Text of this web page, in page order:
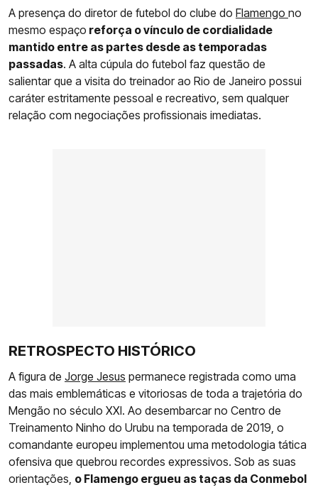
A presença do diretor de futebol do clube do Flamengo no
mesmo espaço reforça o vínculo de cordialidade
mantido entre as partes desde as temporadas
passadas. A alta cúpula do futebol faz questão de
salientar que a visita do treinador ao Rio de Janeiro possui
caráter estritamente pessoal e recreativo, sem qualquer
relação com negociações profissionais imediatas.
RETROSPECTO HISTÓRICO
A figura de Jorge Jesus permanece registrada como uma
das mais emblemáticas e vitoriosas de toda a trajetória do
Mengão no século XXI. Ao desembarcar no Centro de
Treinamento Ninho do Urubu na temporada de 2019, o
comandante europeu implementou uma metodologia tática
ofensiva que quebrou recordes expressivos. Sob as suas
orientações, o Flamengo ergueu as taças da Conmebol